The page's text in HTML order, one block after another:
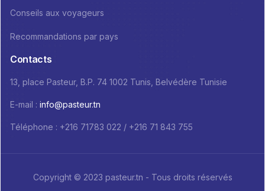
Conseils aux voyageurs
Recommandations par pays
Contacts
13, place Pasteur, B.P. 74 1002 Tunis, Belvédère Tunisie
E-mail : info@pasteur.tn
Téléphone : +216 71783 022 / +216 71 843 755
Copyright © 2023 pasteur.tn - Tous droits réservés